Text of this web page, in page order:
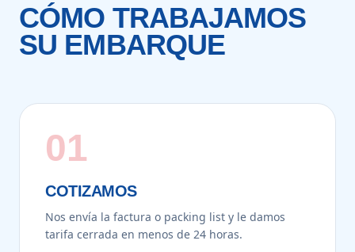
CÓMO TRABAJAMOS
SU EMBARQUE
01
COTIZAMOS
Nos envía la factura o packing list y le damos
tarifa cerrada en menos de 24 horas.